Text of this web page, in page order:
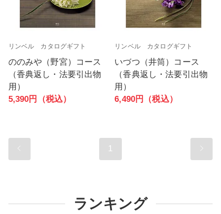
リンベル カタログギフト
ののみや（野宮）コース
（香典返し・法要引出物
用）
5,390円（税込）
リンベル カタログギフト
いづつ（井筒）コース
（香典返し・法要引出物
用）
6,490円（税込）
1
ランキング